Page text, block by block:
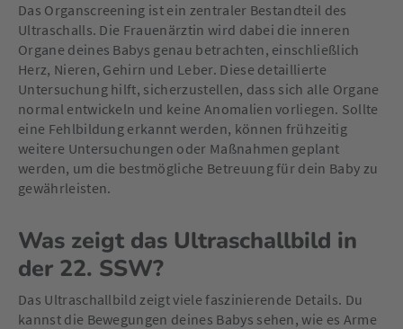
Das Organscreening ist ein zentraler Bestandteil des
Ultraschalls. Die Frauenärztin wird dabei die inneren
Organe deines Babys genau betrachten, einschließlich
Herz, Nieren, Gehirn und Leber. Diese detaillierte
Untersuchung hilft, sicherzustellen, dass sich alle Organe
normal entwickeln und keine Anomalien vorliegen. Sollte
eine Fehlbildung erkannt werden, können frühzeitig
weitere Untersuchungen oder Maßnahmen geplant
werden, um die bestmögliche Betreuung für dein Baby zu
gewährleisten.
Was zeigt das Ultraschallbild in
der 22. SSW?
Das Ultraschallbild zeigt viele faszinierende Details. Du
kannst die Bewegungen deines Babys sehen, wie es Arme